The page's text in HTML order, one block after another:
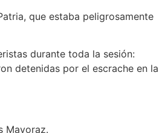
que estaba peligrosamente
durante toda la sesión:
detenidas por el escrache en la
Mayoraz.